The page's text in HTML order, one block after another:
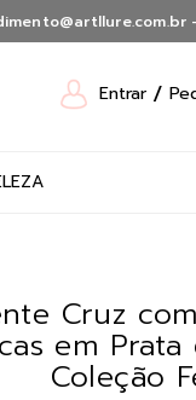
Entrar
Cruz
em
Coleção